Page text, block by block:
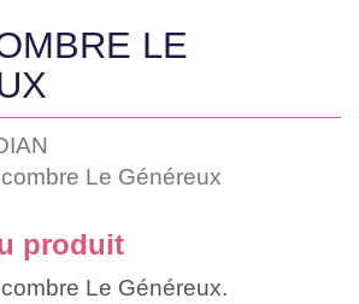
LE
Le Généreux
produit
Le Généreux.